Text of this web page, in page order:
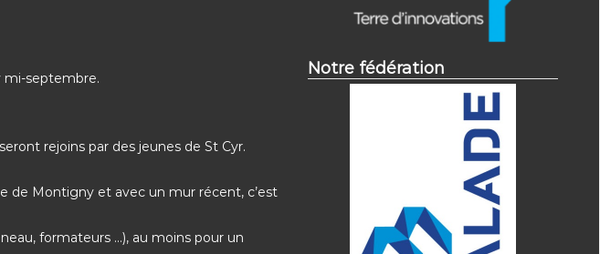
mi-septembre.
rejoins par des jeunes de St Cyr.
de Montigny et avec un mur récent, c’est
formateurs …), au moins pour un
Notre fédération